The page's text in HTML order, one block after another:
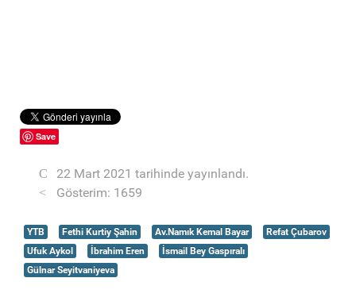
Save
22 Mart 2021 tarihinde yayınlandı.
Gösterim: 1659
YTB Fethi Kurtiy Şahin Av.Namık Kemal Bayar
Refat Çubarov
Ufuk Aykol
İbrahim Eren
İsmail Bey Gaspıralı
Gülnar Seyitvaniyeva